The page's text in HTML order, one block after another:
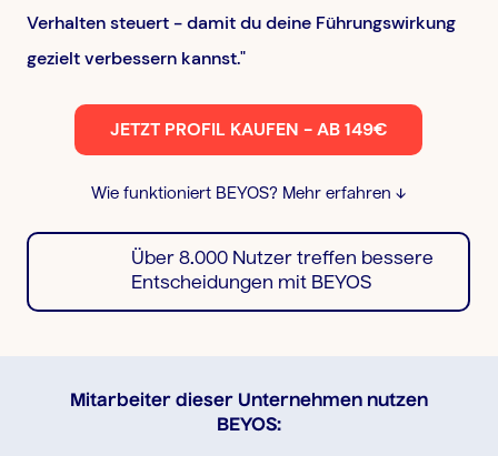
Verhalten steuert - damit du deine Führungswirkung
gezielt verbessern kannst."
JETZT PROFIL KAUFEN - AB 149€
Wie funktioniert BEYOS? Mehr erfahren ↓
Über 8.000 Nutzer treffen bessere
Entscheidungen mit BEYOS
Mitarbeiter dieser Unternehmen nutzen
BEYOS: